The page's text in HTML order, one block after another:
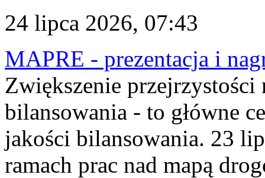
24 lipca 2026, 07:43
MAPRE - prezentacja i
Zwiększenie
bilansowania - to główne
jakości bilansowania. 23
ramach prac nad mapą